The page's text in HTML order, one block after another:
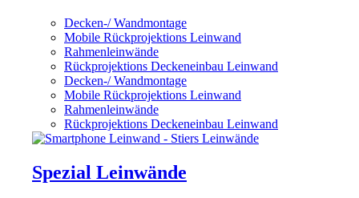
Decken-/ Wandmontage
Mobile Rückprojektions Leinwand
Rahmenleinwände
Rückprojektions Deckeneinbau Leinwand
Decken-/ Wandmontage
Mobile Rückprojektions Leinwand
Rahmenleinwände
Rückprojektions Deckeneinbau Leinwand
Spezial Leinwände